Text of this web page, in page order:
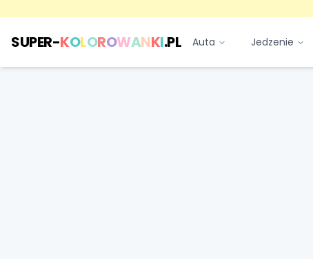
SUPER-KOLOROWANKI.PL Auta Jedzenie